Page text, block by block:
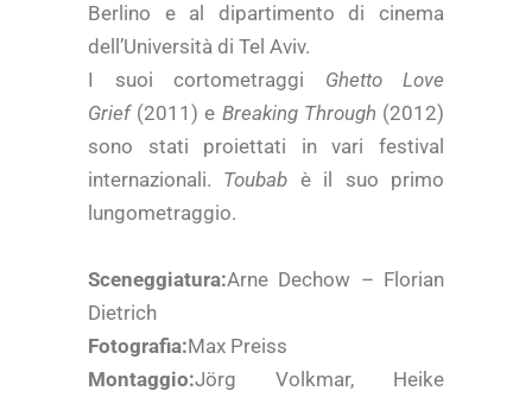
Berlino e al dipartimento di cinema
dell’Università di Tel Aviv.
I suoi cortometraggi Ghetto Love
Grief(2011) e Breaking Through (2012)
sono stati proiettati in vari festival
internazionali. Toubab è il suo primo
lungometraggio.
Sceneggiatura:Arne Dechow – Florian
Dietrich
Fotografia:Max Preiss
Montaggio:Jörg Volkmar, Heike